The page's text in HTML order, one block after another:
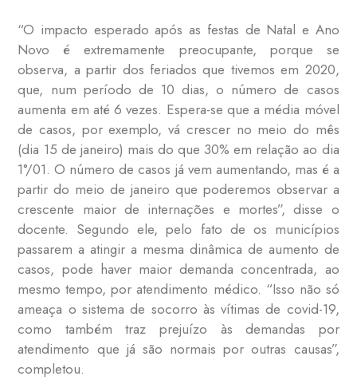
“O impacto esperado após as festas de Natal e Ano
Novo é extremamente preocupante, porque se
observa, a partir dos feriados que tivemos em 2020,
que, num período de 10 dias, o número de casos
aumenta em até 6 vezes. Espera-se que a média móvel
de casos, por exemplo, vá crescer no meio do mês
(dia 15 de janeiro) mais do que 30% em relação ao dia
1°/01. O número de casos já vem aumentando, mas é a
partir do meio de janeiro que poderemos observar a
crescente maior de internações e mortes”, disse o
docente. Segundo ele, pelo fato de os municípios
passarem a atingir a mesma dinâmica de aumento de
casos, pode haver maior demanda concentrada, ao
mesmo tempo, por atendimento médico. “Isso não só
ameaça o sistema de socorro às vítimas de covid-19,
como também traz prejuízo às demandas por
atendimento que já são normais por outras causas”,
completou.